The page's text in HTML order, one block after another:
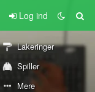
Log ind
Lakeringer
Spiller
Mere